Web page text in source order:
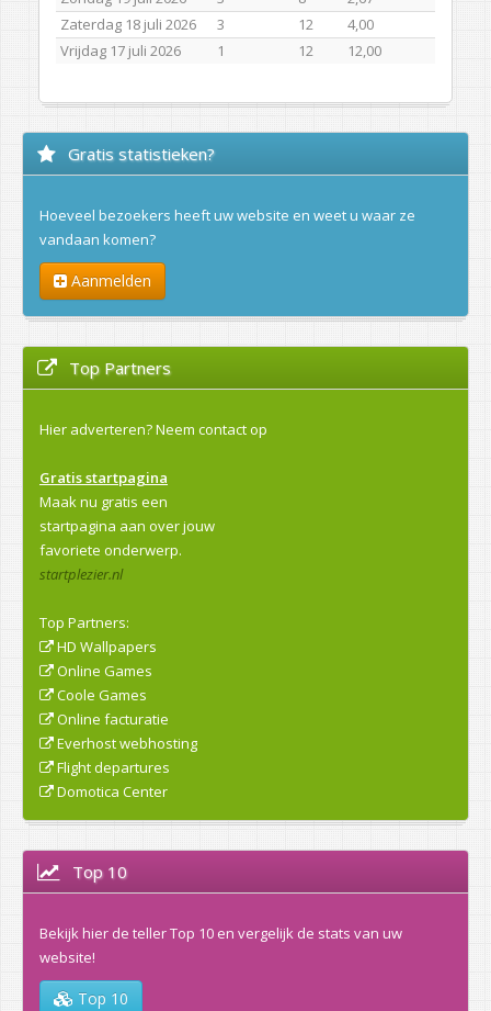
Zaterdag 18 juli 2026
3 12
4,00
Vrijdag 17 juli 2026
1 12 12,00
Gratis statistieken?
Hoeveel bezoekers heeft uw website en weet u waar ze
vandaan komen?
Aanmelden
Top Partners
Hier adverteren?Neem contact op
Gratis startpagina
Maak nu gratis een
startpagina aan over jouw
favoriete onderwerp.
startplezier.nl
Top Partners:
HD Wallpapers
Online Games
Coole Games
Online facturatie
Everhost webhosting
Flight departures
Domotica Center
Top 10
Bekijk hier de teller Top 10 en vergelijk de stats van uw
website!
Top 10